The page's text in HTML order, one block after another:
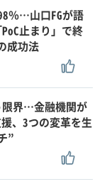
％…山口FGが語
止まり」で終
成功法
限界…金融機関が
、3つの変革を生
”